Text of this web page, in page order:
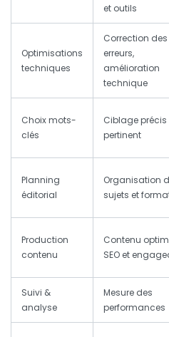
et outils
Optimisations
techniques
Correction des
erreurs,
amélioration
technique
Choix mots-
clés
Ciblage précis
pertinent
Planning
éditorial
Organisation
sujets et
Production
contenu
Contenu
SEO et
Suivi &
analyse
Mesure des
performances